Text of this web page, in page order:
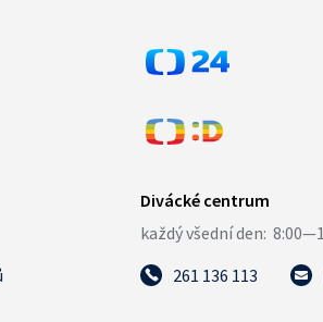
261 136 113